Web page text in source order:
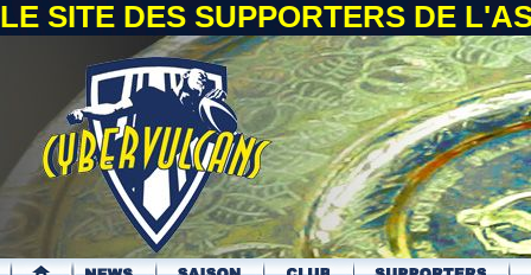
LE SITE DES SUPPORTERS DE